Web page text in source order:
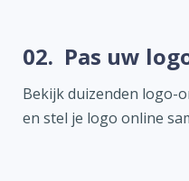
02. Pas uw
Bekijk duizenden logo-
en stel je logo online